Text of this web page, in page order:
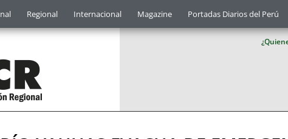
Regional Internacional Magazine Portadas Diarios del Perú